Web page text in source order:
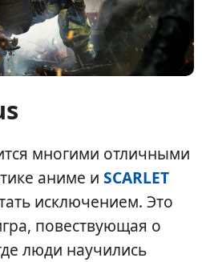
многими отличными
аниме и SCARLET
исключением. Это
повествующая о
люди научились